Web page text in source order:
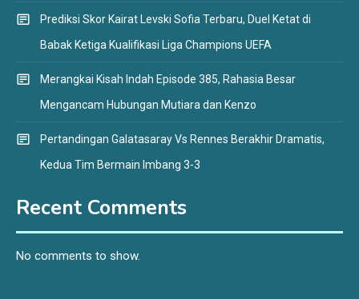
Prediksi Skor Kairat Levski Sofia Terbaru, Duel Ketat di
Babak Ketiga Kualifikasi Liga Champions UEFA
Merangkai Kisah Indah Episode 385, Rahasia Besar
Mengancam Hubungan Mutiara dan Kenzo
Pertandingan Galatasaray Vs Rennes Berakhir Dramatis,
Kedua Tim Bermain Imbang 3-3
Recent Comments
No comments to show.